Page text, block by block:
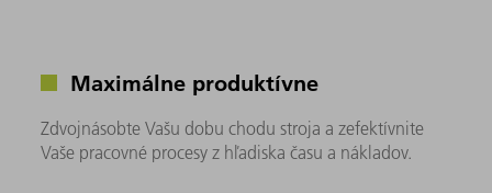
Maximálne produktívne
Zdvojnásobte Vašu dobu chodu stroja a zefektívnite
Vaše pracovné procesy z hľadiska času a nákladov.